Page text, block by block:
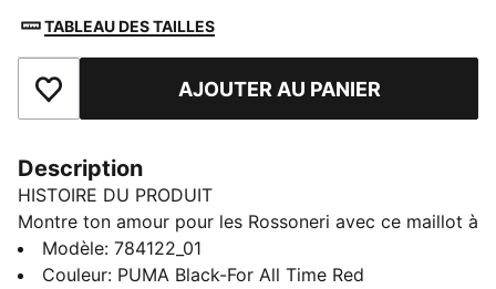
TABLEAU DES TAILLES
Ajouter aux favorisAJOUTER AU PANIER
Description
HISTOIRE DU PRODUIT
Montre ton amour pour les Rossoneri avec ce maillot à
manches longues Home AC Milan. Ce modèle est
parfait pour rester au sec les jours de match, lors de
Modèle: 784122_01
Couleur: PUMA Black-For All Time Red